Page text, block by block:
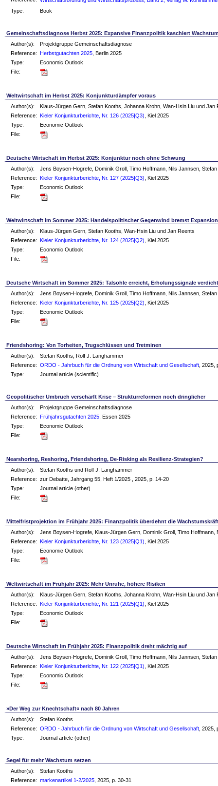
Type:
Book
Gemeinschaftsdiagnose Herbst 2025: Expansive Finanzpolitik kaschiert
Author(s):
Projektgruppe Gemeinschaftsdiagnose
Reference:
Herbstgutachten 2025 , Berlin 2025
Type:
Economic Outlook
File:
Weltwirtschaft im Herbst 2025: Konjunkturdämpfer voraus
Author(s):
Klaus-Jürgen Gern, Stefan Kooths, Johanna Krohn, Wan-Hsin Liu und Jan
Reference:
Kieler Konjunkturberichte, Nr. 126 (2025|Q3) , Kiel 2025
Type:
Economic Outlook
File:
Deutsche Wirtschaft im Herbst 2025: Konjunktur noch ohne Schwung
Author(s):
Jens Boysen-Hogrefe, Dominik Groll, Timo Hoffmann, Nils Jannsen,
Reference:
Kieler Konjunkturberichte, Nr. 127 (2025|Q3) , Kiel 2025
Type:
Economic Outlook
File:
Weltwirtschaft im Sommer 2025: Handelspolitischer Gegenwind bremst Expansion
Author(s):
Klaus-Jürgen Gern, Stefan Kooths, Wan-Hsin Liu und Jan Reents
Reference:
Kieler Konjunkturberichte, Nr. 124 (2025|Q2) , Kiel 2025
Type:
Economic Outlook
File:
Deutsche Wirtschaft im Sommer 2025: Talsohle erreicht, Erholungssignale
Author(s):
Jens Boysen-Hogrefe, Dominik Groll, Timo Hoffmann, Nils Jannsen,
Reference:
Kieler Konjunkturberichte, Nr. 125 (2025|Q2) , Kiel 2025
Type:
Economic Outlook
File:
Friendshoring: Von Torheiten, Trugschlüssen und Tretminen
Author(s):
Stefan Kooths, Rolf J. Langhammer
Reference:
ORDO - Jahrbuch für die Ordnung von Wirtschaft und Gesellschaft ,
Type:
Journal article (scientific)
Geopolitischer Umbruch verschärft Krise – Strukturreformen noch dringlicher
Author(s):
Projektgruppe Gemeinschaftsdiagnose
Reference:
Frühjahrsgutachten 2025 , Essen 2025
Type:
Economic Outlook
File:
Nearshoring, Reshoring, Friendshoring, De-Risking als Resilienz-Strategien?
Author(s):
Stefan Kooths und Rolf J. Langhammer
Reference:
zur Debatte, Jahrgang 55, Heft 1/2025 , 2025, p. 14-20
Type:
Journal article (other)
File:
Mittelfristprojektion im Frühjahr 2025: Finanzpolitik überdehnt die
Author(s):
Jens Boysen-Hogrefe, Klaus-Jürgen Gern, Dominik Groll, Timo
Reference:
Kieler Konjunkturberichte, Nr. 123 (2025|Q1) , Kiel 2025
Type:
Economic Outlook
File:
Weltwirtschaft im Frühjahr 2025: Mehr Unruhe, höhere Risiken
Author(s):
Klaus-Jürgen Gern, Stefan Kooths, Johanna Krohn, Wan-Hsin Liu und Jan
Reference:
Kieler Konjunkturberichte, Nr. 121 (2025|Q1) , Kiel 2025
Type:
Economic Outlook
File:
Deutsche Wirtschaft im Frühjahr 2025: Finanzpolitik dreht mächtig auf
Author(s):
Jens Boysen-Hogrefe, Dominik Groll, Timo Hoffmann, Nils Jannsen,
Reference:
Kieler Konjunkturberichte, Nr. 122 (2025|Q1) , Kiel 2025
Type:
Economic Outlook
File:
»Der Weg zur Knechtschaft« nach 80 Jahren
Author(s):
Stefan Kooths
Reference:
ORDO - Jahrbuch für die Ordnung von Wirtschaft und Gesellschaft ,
Type:
Journal article (other)
Segel für mehr Wachstum setzen
Author(s):
Stefan Kooths
Reference:
markenartikel 1-2/2025 , 2025, p. 30-31